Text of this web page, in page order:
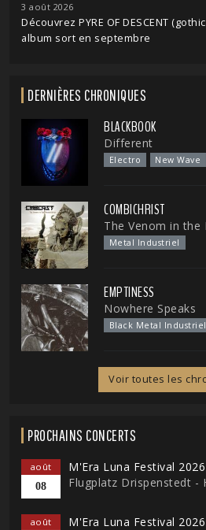
3 août 2026
Découvrez PYRE OF DESCENT
album sort en septembre
DERNIÈRES CHRONIQUES
BLACKBOOK
Different
Electro New Wave
COMBICHRIST
The Venom in the
Metal Industriel
EMPTINESS
Nowhere Speaks
Black Metal Industriel
Voir toutes les
PROCHAINS CONCERTS
août
08
M'Era Luna Festival 2026
Flugplatz Drispenstedt -
août
M'Era Luna Festival 2026